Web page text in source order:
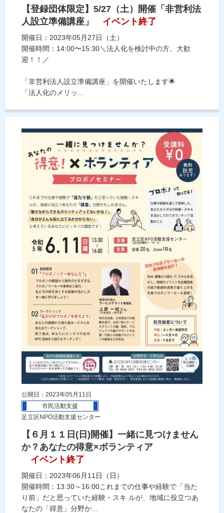
【登録団体限定】5/27（土）開催「非営利法
人設立準備講座」
イベント終了
開催日：2023年05月27日（土）
開催時間：14:00〜15:30＼法人化を検討中の方、大歓
迎！！／
「非営利法人設立準備講座」を開催いたします🌟
「法人化のメリッ...
公開日：2023年05月11日
市民活動支援
足立区NPO活動支援センター
【６月１１日(日)開催】一緒に見つけません
か？あなたの得意×ボランティア
イベント終了
開催日：2023年06月11日（日）
開催時間：13:30～16:00これまでの仕事や経験で「当た
り前」だと思っていた経験・スキ ルが、地域に役立つあ
なたの「得意」分野か...